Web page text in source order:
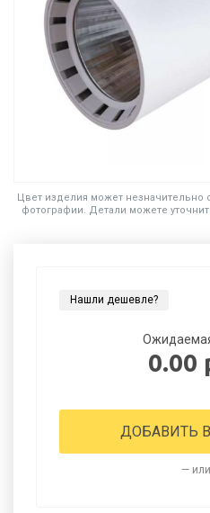
Цвет изделия может незначительно
фотографии. Детали можете
Нашли дешевле?
0.00
ДОБАВИТЬ
—